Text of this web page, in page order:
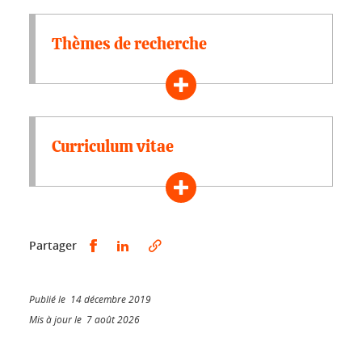
Thèmes de recherche
Curriculum vitae
Partager Partager sur Facebook
Partager sur LinkedIn
Publié le 14 décembre 2019
Mis à jour le 7 août 2026